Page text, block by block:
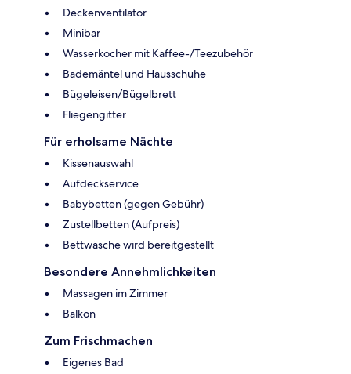
Deckenventilator
Minibar
Wasserkocher mit Kaffee-/Teezubehör
Bademäntel und Hausschuhe
Bügeleisen/Bügelbrett
Fliegengitter
Für erholsame Nächte
Kissenauswahl
Aufdeckservice
Babybetten (gegen Gebühr)
Zustellbetten (Aufpreis)
Bettwäsche wird bereitgestellt
Besondere Annehmlichkeiten
Massagen im Zimmer
Balkon
Zum Frischmachen
Eigenes Bad